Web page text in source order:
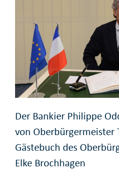
Der Bankier Philippe
von Oberbürgermeister
Gästebuch des
Elke Brochhagen